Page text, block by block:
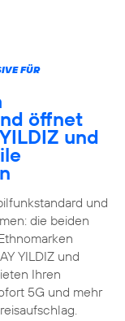
FÜR
öffnet
und
und
die beiden
YILDIZ und
Ihren
5G und mehr